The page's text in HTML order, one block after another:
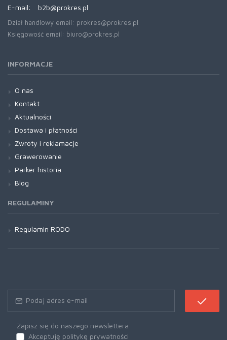
E-mail:
b2b@prokres.pl
Dział handlowy email: prokres@prokres.pl
Księgowość email: biuro@prokres.pl
INFORMACJE
O nas
Kontakt
Aktualności
Dostawa i płatności
Zwroty i reklamacje
Grawerowanie
Parker historia
Blog
REGULAMINY
Regulamin RODO
Zapisz się do naszego newslettera
Akceptuję politykę prywatności